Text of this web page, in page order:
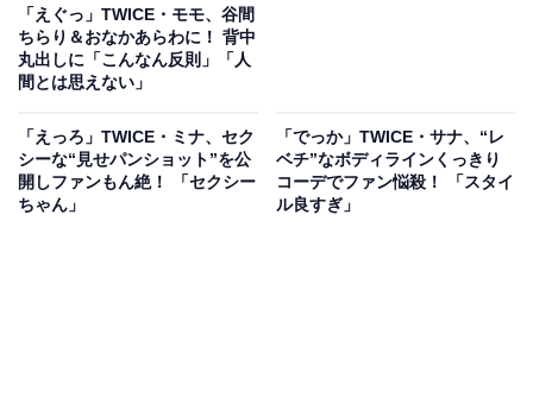
「えぐっ」TWICE・モモ、谷間
ちらり＆おなかあらわに！ 背中
丸出しに「こんなん反則」「人
間とは思えない」
「えっろ」TWICE・ミナ、セク
シーな“見せパンショット”を公
開しファンもん絶！ 「セクシー
ちゃん」
「でっか」TWICE・サナ、“レ
ベチ”なボディラインくっきり
コーデでファン悩殺！ 「スタイ
ル良すぎ」